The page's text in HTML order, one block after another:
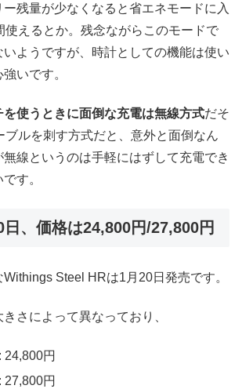
残量が少なくなると省エネモードに入
使えるとか。残念ながらこのモードで
ようですが、時計としての機能は使い
いです。
を使うときに面倒な充電は無線方式だそ
ブルを刺す方式だと、意外と面倒なん
線というのは手軽にはずして充電でき
す。
、価格は24,800円/27,800円
Steel HRは1月20日発売です。
さによって異なっており、
24,800円
27,800円